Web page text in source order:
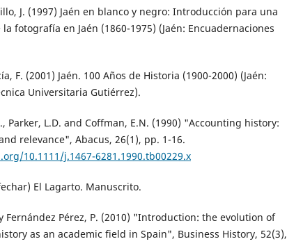
J. (1997) Jaén en blanco y negro: Introducción para una
fotografía en Jaén (1860-1975) (Jaén: Encuadernaciones
F. (2001) Jaén. 100 Años de Historia (1900-2000) (Jaén:
Universitaria Gutiérrez).
Parker, L.D. and Coffman, E.N. (1990) "Accounting history:
relevance", Abacus, 26(1), pp. 1-16.
10.1111/j.1467-6281.1990.tb00229.x
El Lagarto. Manuscrito.
Fernández Pérez, P. (2010) "Introduction: the evolution of
as an academic field in Spain", Business History, 52(3),